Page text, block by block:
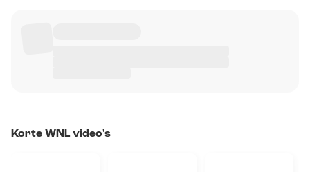
Korte WNL video's